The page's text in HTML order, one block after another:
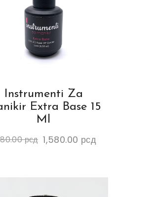
Instrumenti Za
Extra Base 15
Ml
рсд 1,580.00 рсд